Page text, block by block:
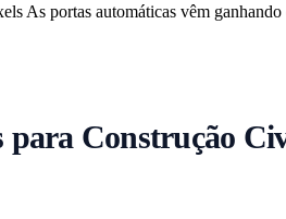
As portas automáticas vêm
para Construção